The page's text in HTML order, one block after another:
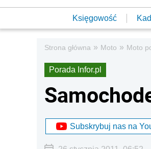
Księgowość
Strona główna » Moto » Moto
Porada Infor.pl
Subskrybuj nas na